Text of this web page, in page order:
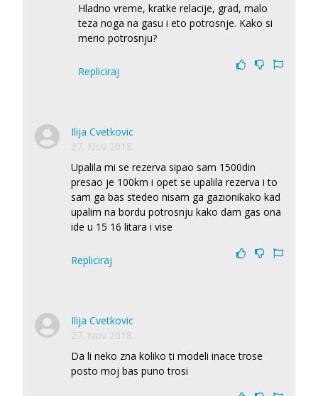
Hladno vreme, kratke relacije, grad, malo
teza noga na gasu i eto potrosnje. Kako si
merio potrosnju?
Repliciraj
Ilija Cvetkovic
27. Nov 2018.
Upalila mi se rezerva sipao sam 1500din
presao je 100km i opet se upalila rezerva i to
sam ga bas stedeo nisam ga gazionikako kad
upalim na bordu potrosnju kako dam gas ona
ide u 15 16 litara i vise
Repliciraj
Ilija Cvetkovic
27. Nov 2018.
Da li neko zna koliko ti modeli inace trose
posto moj bas puno trosi